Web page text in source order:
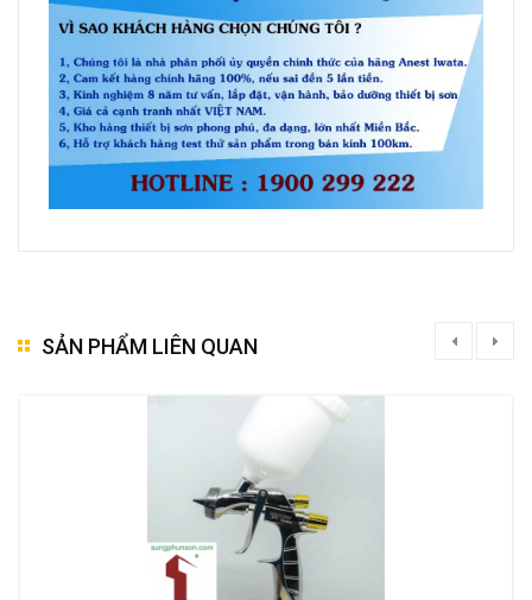
SẢN PHẨM LIÊN QUAN